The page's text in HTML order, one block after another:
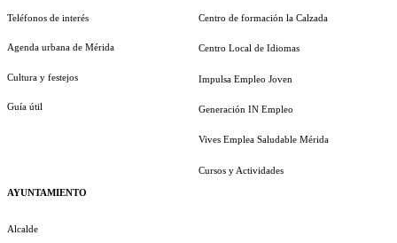
Teléfonos de interés
Agenda urbana de Mérida
Cultura y festejos
Guía útil
AYUNTAMIENTO
Alcalde
Centro de formación la Calzada
Centro Local de Idiomas
Impulsa Empleo Joven
Generación IN Empleo
Vives Emplea Saludable Mérida
Cursos y Actividades